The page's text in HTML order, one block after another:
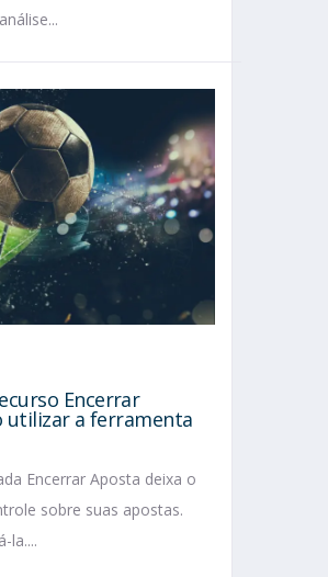
Encerrar
utilizar a ferramenta
Encerrar Aposta deixa o
sobre suas apostas.
la....